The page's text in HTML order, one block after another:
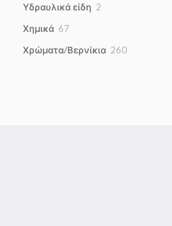
Υδραυλικά είδη 2
Χημικά 6767
Χρώματα/Βερνίκια 260260